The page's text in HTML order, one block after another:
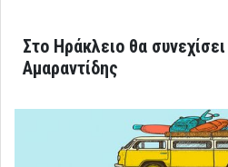
Στο Ηράκλειο θα
Αμαραντίδης